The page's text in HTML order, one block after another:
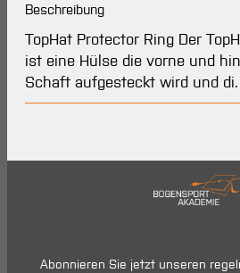
Beschreibung
TopHat Protector Ring Der
ist eine Hülse die vorne und
Schaft aufgesteckt wird und
Abonnieren Sie jetzt unseren